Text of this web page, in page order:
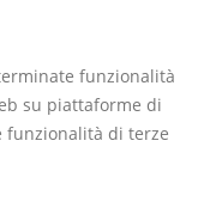
funzionalità
su piattaforme di
funzionalità di terze